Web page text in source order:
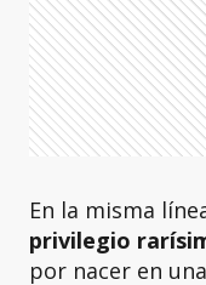
En la misma
privilegio
por nacer en